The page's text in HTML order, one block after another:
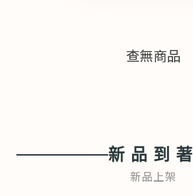
查無商品
新品到著
新品上架